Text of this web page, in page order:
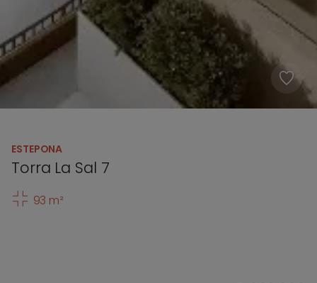
ESTEPONA
Torra La Sal 7
93 m²